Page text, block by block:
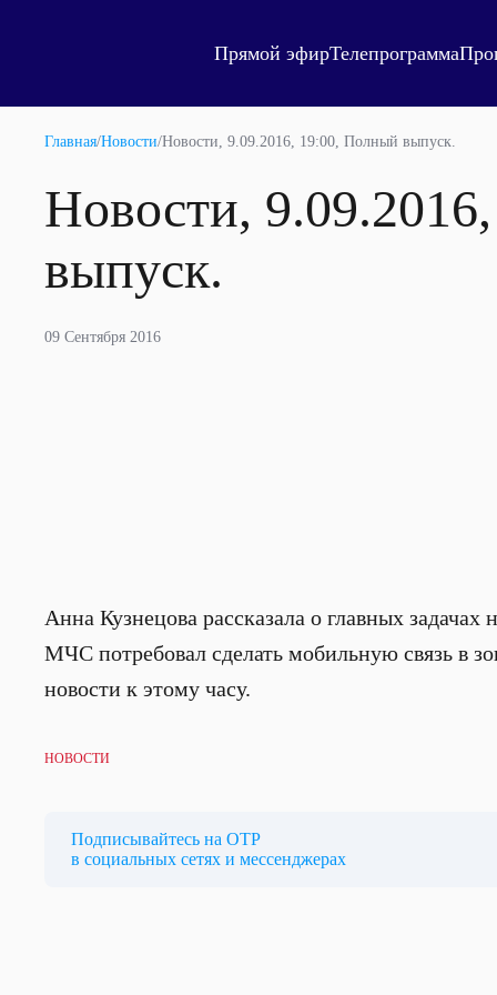
Прямой эфирТелепрограмма
Главная/Новости/Новости, 9.09.2016, 19:00, Полный выпуск.
Новости,
выпуск.
09 Сентября 2016
Анна Кузнецова рассказала о главных
МЧС потребовал сделать мобильную связь в
новости к этому часу.
НОВОСТИ
Подписывайтесь на ОТР
в социальных сетях и мессенджерах